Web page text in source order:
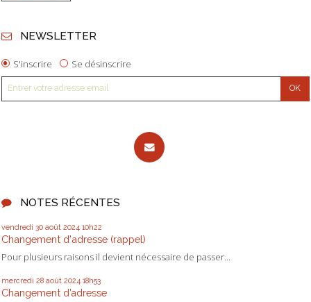
NEWSLETTER
S'inscrire Se désinscrire
NOTES RÉCENTES
vendredi 30 août 2024 10h22
Changement d'adresse (rappel)
Pour plusieurs raisons il devient nécessaire de passer...
mercredi 28 août 2024 18h53
Changement d’adresse